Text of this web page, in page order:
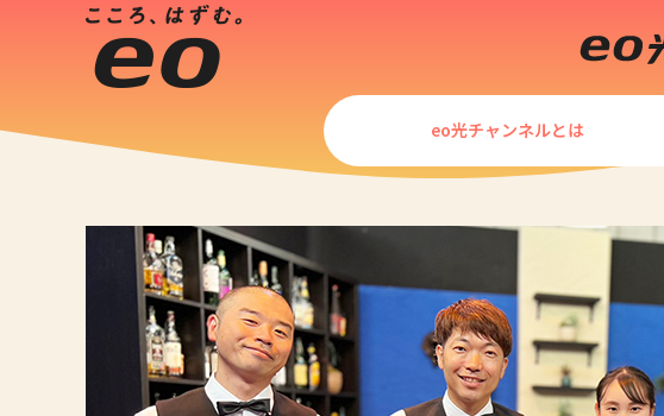
eo光チャンネルとは